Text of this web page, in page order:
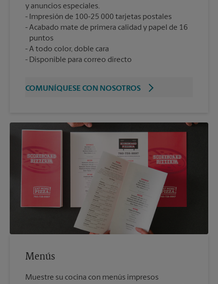
y anuncios especiales.
Impresión de 100-25 000 tarjetas postales
Acabado mate de primera calidad y papel de 16
puntos
A todo color, doble cara
Disponible para correo directo
COMUNÍQUESE CON NOSOTROS
Menús
Muestre su cocina con menús impresos